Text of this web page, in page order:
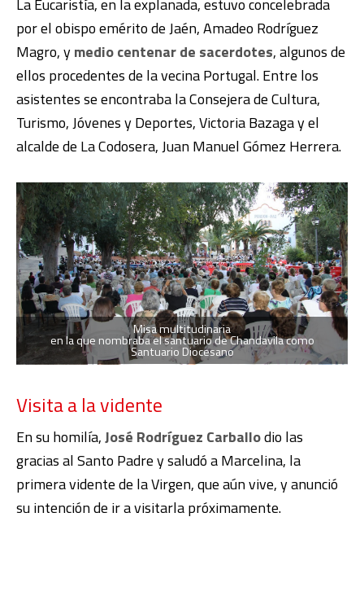
La Eucaristía, en la explanada, estuvo concelebrada
por el obispo emérito de Jaén, Amadeo Rodríguez
Magro, ymedio centenar de sacerdotes, algunos de
ellos procedentes de la vecina Portugal. Entre los
asistentes se encontraba la Consejera de Cultura,
Turismo, Jóvenes y Deportes, Victoria Bazaga y el
alcalde de La Codosera, Juan Manuel Gómez Herrera.
Misa multitudinaria
en la que nombraba el santuario de Chandavila como
Santuario Diocesano
Visita a la vidente
En su homilía,José Rodríguez Carballodio las
gracias al Santo Padre y saludó a Marcelina, la
primera vidente de la Virgen, que aún vive, y anunció
su intención de ir a visitarla próximamente.